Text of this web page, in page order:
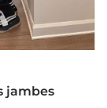
jambes